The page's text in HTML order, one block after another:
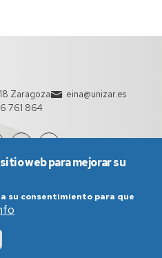
Zaragoza
eina@unizar.es
761 864
generales de uso
web para mejorar su
su consentimiento para que